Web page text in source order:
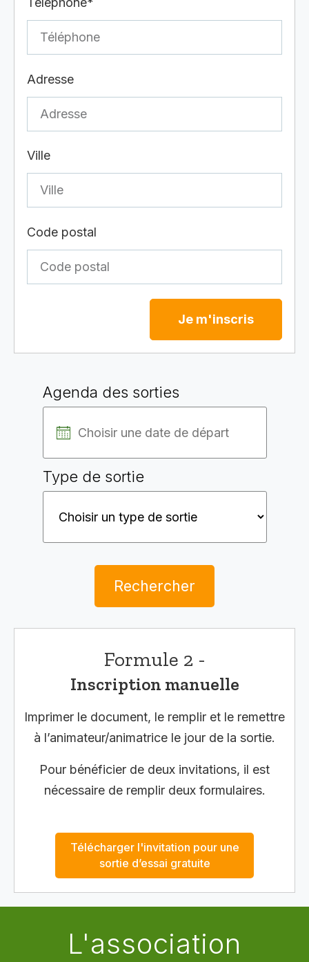
Adresse
Ville
Code postal
Je m'inscris
Agenda des sorties
Type de sortie
Rechercher
Formule 2 -
Inscription manuelle
Imprimer le document, le remplir et le remettre
à l’animateur/animatrice le jour de la sortie.
Pour bénéficier de deux invitations, il est
nécessaire de remplir deux formulaires.
Télécharger l'invitation pour une
sortie d’essai gratuite
L'association